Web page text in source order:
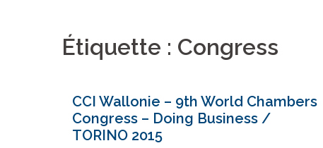
Étiquette : Congress
CCI Wallonie – 9th World Chambers
Congress – Doing Business /
TORINO 2015